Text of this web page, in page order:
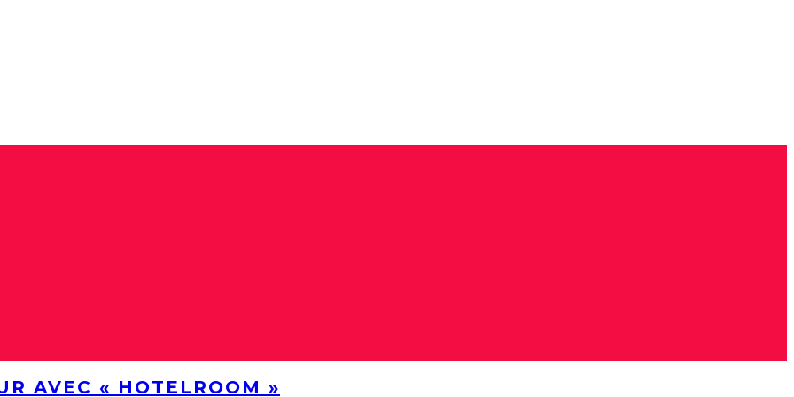
AVEC « HOTELROOM »